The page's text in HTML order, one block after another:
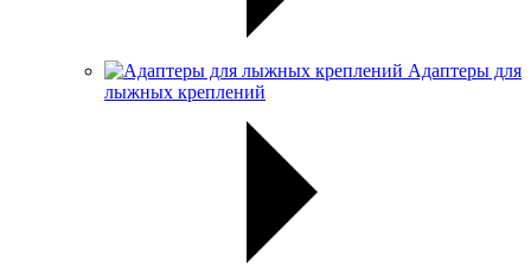
Адаптеры для
лыжных креплений